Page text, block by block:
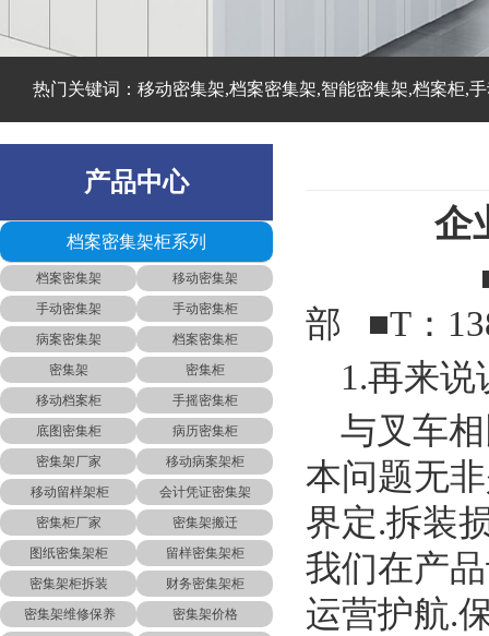
热门关键词：移动密集架,档案密集架,智能密集架,档案柜,
产品中心
档案密集架柜系列
档案密集架
移动密集架
手动密集架
手动密集柜
病案密集架
档案密集柜
密集架
密集柜
移动档案柜
手摇密集柜
底图密集柜
病历密集柜
密集架厂家
移动病案架柜
移动留样架柜
会计凭证密集架
密集柜厂家
密集架搬迁
图纸密集架柜
留样密集架柜
密集架柜拆装
财务密集架柜
密集架维修保养
密集架价格
企
■摘自
部 ■T：
1.再来说
与叉车相
本问题无
界定.拆装
我们在产
运营护航.